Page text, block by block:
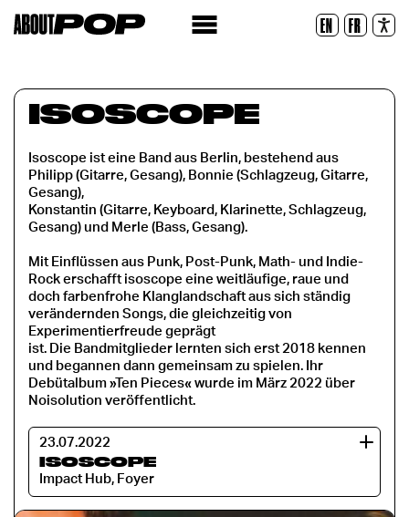
EN FR
Zurücksetzen
ISOSCOPE
Isoscope ist eine Band aus Berlin, bestehend aus
Philipp (Gitarre, Gesang), Bonnie (Schlagzeug, Gitarre,
Gesang),
Konstantin (Gitarre, Keyboard, Klarinette, Schlagzeug,
Gesang) und Merle (Bass, Gesang).
Mit Einflüssen aus Punk, Post-Punk, Math- und Indie-
Rock erschafft isoscope eine weitläufige, raue und
doch farbenfrohe Klanglandschaft aus sich ständig
verändernden Songs, die gleichzeitig von
Experimentierfreude geprägt
ist. Die Bandmitglieder lernten sich erst 2018 kennen
und begannen dann gemeinsam zu spielen. Ihr
Debütalbum »Ten Pieces« wurde im März 2022 über
Noisolution veröffentlicht.
23.07.2022
ISOSCOPE
Impact Hub, Foyer